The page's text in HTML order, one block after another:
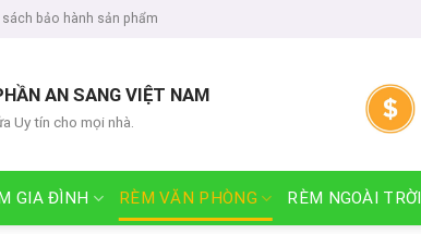
sách bảo hành sản phẩm
AN SANG VIỆT NAM
Uy tín cho mọi nhà.
GIA ĐÌNH RÈM VĂN PHÒNG RÈM NGOÀI TRỜI